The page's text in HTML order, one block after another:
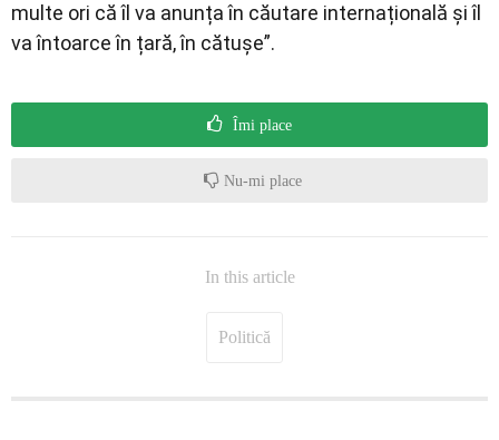
multe ori că îl va anunța în căutare internațională și îl
va întoarce în țară, în cătușe”.
Îmi place
Nu-mi place
In this article
Politică